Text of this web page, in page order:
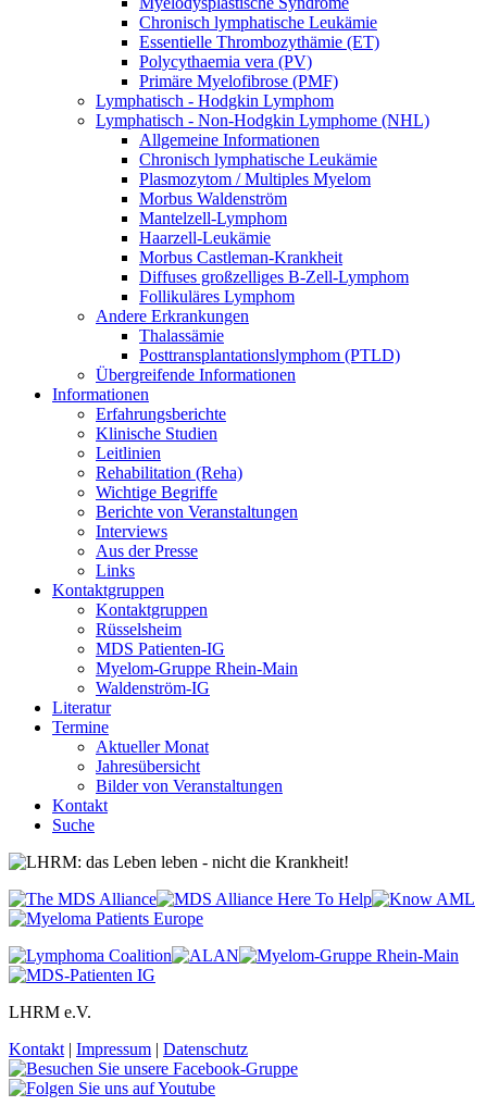
Chronisch lymphatische Leukämie
Essentielle Thrombozythämie (ET)
Polycythaemia vera (PV)
Primäre Myelofibrose (PMF)
Lymphatisch - Hodgkin Lymphom
Lymphatisch - Non-Hodgkin Lymphome (NHL)
Allgemeine Informationen
Chronisch lymphatische Leukämie
Plasmozytom / Multiples Myelom
Morbus Waldenström
Mantelzell-Lymphom
Haarzell-Leukämie
Morbus Castleman-Krankheit
Diffuses großzelliges B-Zell-Lymphom
Follikuläres Lymphom
Andere Erkrankungen
Thalassämie
Posttransplantationslymphom (PTLD)
Übergreifende Informationen
Informationen
Erfahrungsberichte
Klinische Studien
Leitlinien
Rehabilitation (Reha)
Wichtige Begriffe
Berichte von Veranstaltungen
Interviews
Aus der Presse
Links
Kontaktgruppen
Kontaktgruppen
Rüsselsheim
MDS Patienten-IG
Myelom-Gruppe Rhein-Main
Waldenström-IG
Literatur
Termine
Aktueller Monat
Jahresübersicht
Bilder von Veranstaltungen
Kontakt
Suche
LHRM e.V.
Kontakt | Impressum | Datenschutz